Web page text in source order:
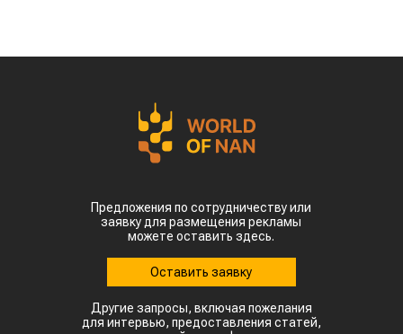
Предложения по сотрудничеству или
заявку для размещения рекламы
можете оставить здесь.
Оставить заявку
Другие запросы, включая пожелания
для интервью, предоставления статей,